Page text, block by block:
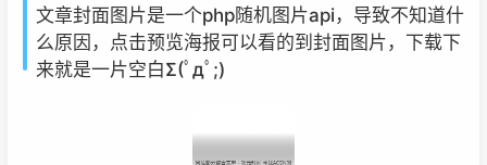
文章封面图片是一个php随机图片api，导致不知道什
么原因，点击预览海报可以看的到封面图片，下载下
来就是一片空白Σ(ﾟдﾟ;)